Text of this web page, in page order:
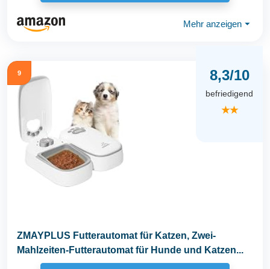
Mehr anzeigen ⏷
9 8,3/10
befriedigend
★★
ZMAYPLUS Futterautomat für Katzen, Zwei-
Mahlzeiten-Futterautomat für Hunde und Katzen...